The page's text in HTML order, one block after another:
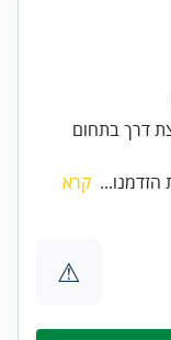
דרך בתחום
הזדמנו... קרא
⚠